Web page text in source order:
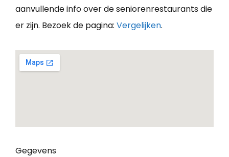
aanvullende info over de seniorenrestaurants die
er zijn. Bezoek de pagina: Vergelijken.
Gegevens